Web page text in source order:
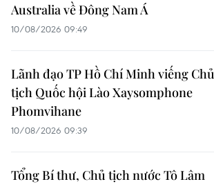
Australia về Đông Nam Á
10/08/2026 09:49
Lãnh đạo TP Hồ Chí Minh viếng Chủ
tịch Quốc hội Lào Xaysomphone
Phomvihane
10/08/2026 09:39
Tổng Bí thư, Chủ tịch nước Tô Lâm